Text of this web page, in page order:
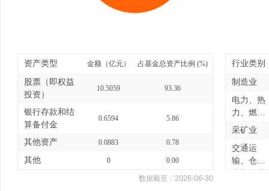
资产类型 金额（亿元） 占基金总资产比例 (%)
股票（即权益
投资）
10.5059 93.36
银行存款和结
算备付金
0.6594 5.86
其他资产 0.0883 0.78
其他 0 0.00
数据截至： 2026-06-30
行业类别
制造业
电力、热
力、燃气
及水生...
采矿业
交通运
输、仓储